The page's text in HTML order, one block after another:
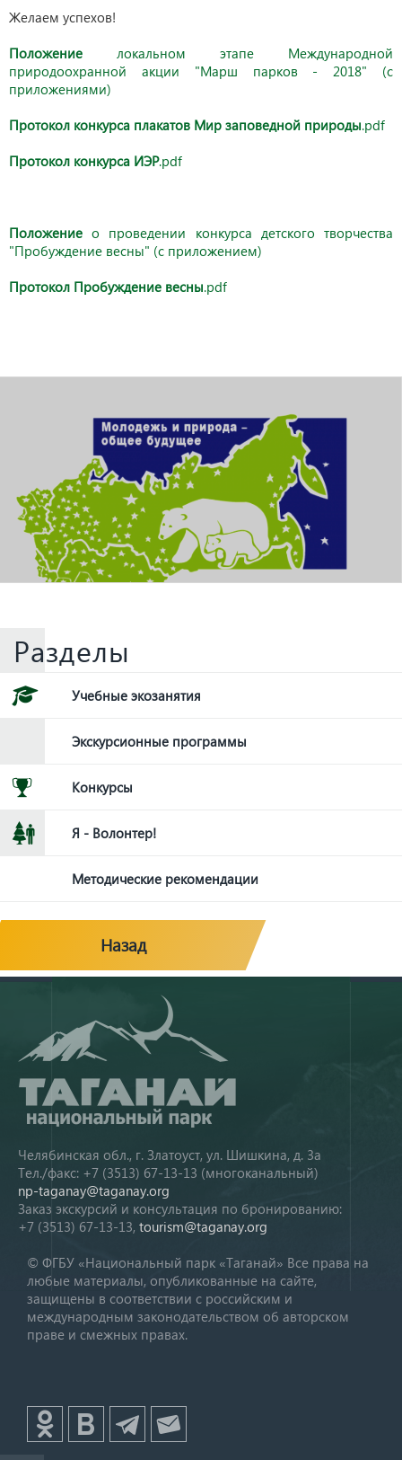
Желаем успехов!
Положение локальном этапе Международной
природоохранной акции "Марш парков - 2018" (с
приложениями)
Протокол конкурса плакатов Мир заповедной природы.pdf
Протокол конкурса ИЭР.pdf
Положение о проведении конкурса детского творчества
"Пробуждение весны" (с приложением)
Протокол Пробуждение весны.pdf
Разделы
Учебные экозанятия
Экскурсионные программы
Конкурсы
Я - Волонтер!
Методические рекомендации
Назад
Челябинская обл., г. Златоуст, ул. Шишкина, д. 3а
Тел./факс: +7 (3513) 67-13-13 (многоканальный)
np-taganay@taganay.org
Заказ экскурсий и консультация по бронированию:
+7 (3513) 67-13-13, tourism@taganay.org
© ФГБУ «Национальный парк «Таганай» Все права на
любые материалы, опубликованные на сайте,
защищены в соответствии с российским и
международным законодательством об авторском
праве и смежных правах.